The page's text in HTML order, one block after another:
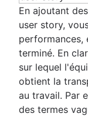
En ajoutant
user story,
performances,
terminé. En
sur lequel
obtient la
au travail. Par
des termes